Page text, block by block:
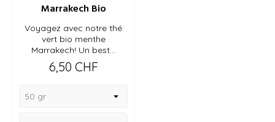
Marrakech Bio
Voyagez avec notre thé
vert bio menthe
Marrakech! Un best...
Prix
6,50 CHF